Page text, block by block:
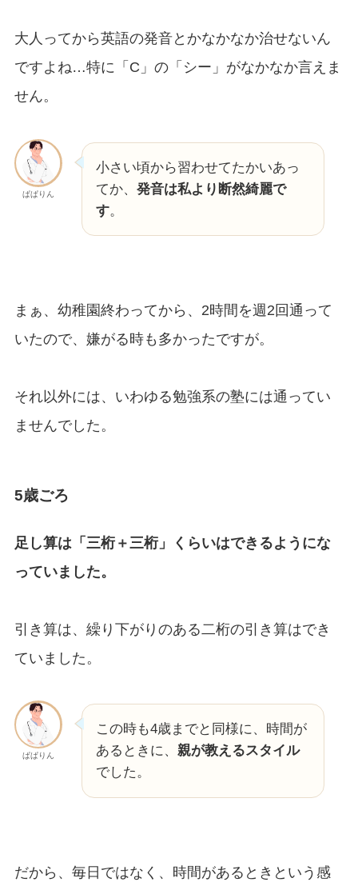
大人ってから英語の発音とかなかなか治せないん
ですよね…特に「C」の「シー」がなかなか言えま
せん。
ぱぱりん
小さい頃から習わせてたかいあっ
てか、 発音は私より断然綺麗で
す。
まぁ、幼稚園終わってから、2時間を週2回通って
いたので、嫌がる時も多かったですが。
それ以外には、いわゆる勉強系の塾には通ってい
ませんでした。
5歳ごろ
足し算は「三桁＋三桁」くらいはできるようにな
っていました。
引き算は、繰り下がりのある二桁の引き算はでき
ていました。
ぱぱりん
この時も4歳までと同様に、時間が
あるときに、 親が教えるスタイル
でした。
だから、毎日ではなく、時間があるときという感